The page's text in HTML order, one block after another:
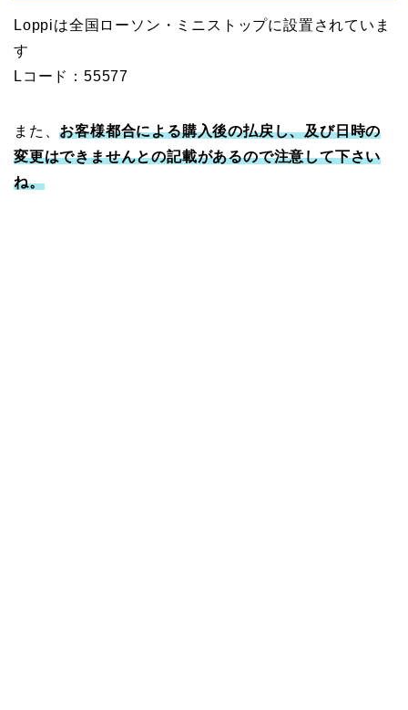
Loppiは全国ローソン・ミニストップに設置されていま
す
Lコード：55577
また、お客様都合による購入後の払戻し、及び日時の
変更はできませんとの記載があるので注意して下さい
ね。